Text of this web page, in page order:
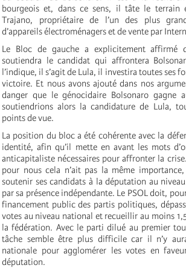
bourgeois et, dans ce sens, il tâte le terrain
Trajano, propriétaire de l’un des plus
d’appareils électroménagers et de vente par
Le Bloc de gauche a explicitement affirmé
soutiendra le candidat qui affrontera
l’indique, il s’agit de Lula, il investira toutes ses
victoire. Et nous avons ajouté dans nos
danger que le génocidaire Bolsonaro gagne
soutiendrions alors la candidature de Lula,
points de vue.
La position du bloc a été cohérente avec la
identité, afin qu’il mette en avant les mots
anticapitaliste nécessaires pour affronter la
pour nous cela n’ait pas la même
soutenir ses candidats à la députation au
par sa présence indépendante. Le PSOL doit,
financement public des partis politiques,
votes au niveau national et recueillir au moins
la fédération. Avec le parti dilué au premier
tâche semble être plus difficile car il n’y
nationale pour agglomérer les votes en
députation.